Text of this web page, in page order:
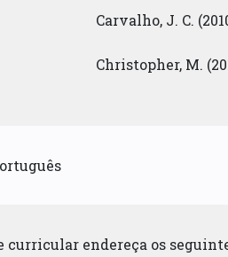
Carvalho, J. C.
Christopher, M.
curricular endereça os